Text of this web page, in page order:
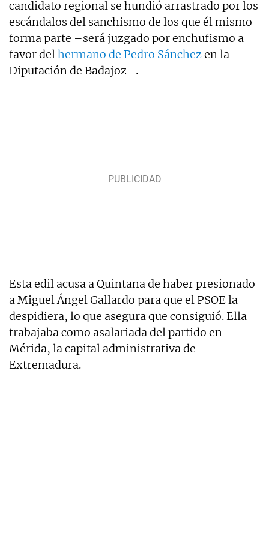
candidato regional se hundió arrastrado por los
escándalos del sanchismo de los que él mismo
forma parte –será juzgado por enchufismo a
favor delhermano de Pedro Sánchezen la
Diputación de Badajoz–.
Esta edil acusa a Quintana de haber presionado
a Miguel Ángel Gallardo para que el PSOE la
despidiera, lo que asegura que consiguió. Ella
trabajaba como asalariada del partido en
Mérida, la capital administrativa de
Extremadura.